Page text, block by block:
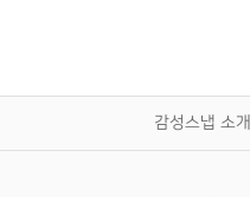
감성스냅 소개